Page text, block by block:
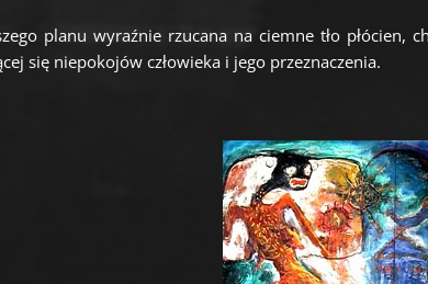
planu wyraźnie rzucana na ciemne tło płócien,
się niepokojów człowieka i jego przeznaczenia.